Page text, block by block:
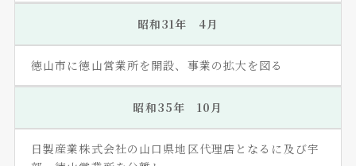
昭和31年 4月
徳山市に徳山営業所を開設、事業の拡大を図る
昭和35年 10月
日製産業株式会社の山口県地区代理店となるに及び宇